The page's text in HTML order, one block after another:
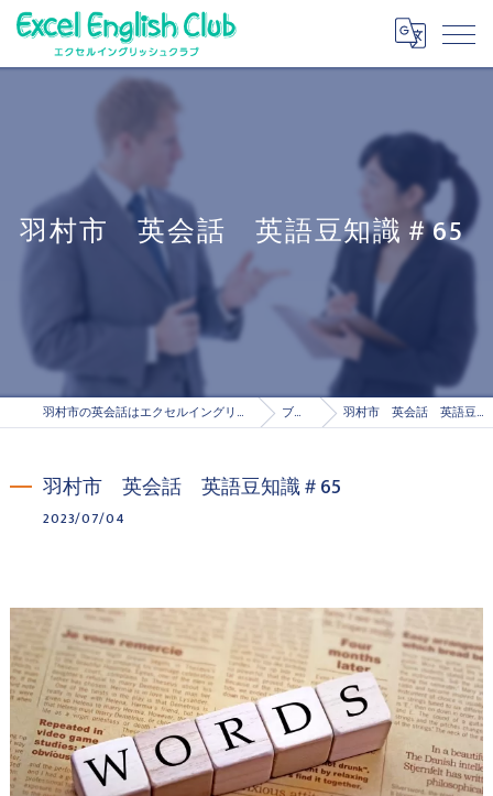
羽村市 英会話 英語豆知識＃65
羽村市の英会話はエクセルイングリッシュクラブ ブログ 羽村市 英会話 英語豆知識＃65
羽村市 英会話 英語豆知識＃65
2023/07/04